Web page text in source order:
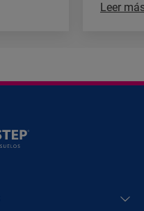
Leer